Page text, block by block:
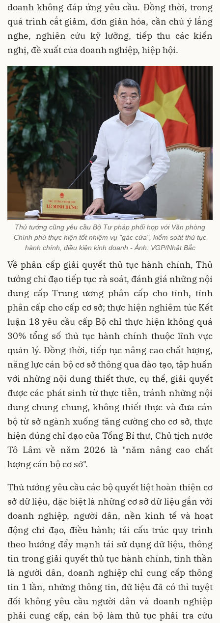
doanh không đáp ứng yêu cầu. Đồng thời, trong
quá trình cắt giảm, đơn giản hóa, cần chú ý lắng
nghe, nghiên cứu kỹ lưỡng, tiếp thu các kiến
nghị, đề xuất của doanh nghiệp, hiệp hội.
Thủ tướng cũng yêu cầu Bộ Tư pháp phối hợp với Văn phòng
Chính phủ thực hiện tốt nhiệm vụ "gác cửa", kiểm soát thủ tục
hành chính, điều kiện kinh doanh - Ảnh: VGP/Nhật Bắc
Về phân cấp giải quyết thủ tục hành chính, Thủ
tướng chỉ đạo tiếp tục rà soát, đánh giá những nội
dung cấp Trung ương phân cấp cho tỉnh, tỉnh
phân cấp cho cấp cơ sở; thực hiện nghiêm túc Kết
luận 18 yêu cầu cấp Bộ chỉ thực hiện không quá
30% tổng số thủ tục hành chính thuộc lĩnh vực
quản lý. Đồng thời, tiếp tục nâng cao chất lượng,
năng lực cán bộ cơ sở thông qua đào tạo, tập huấn
với những nội dung thiết thực, cụ thể, giải quyết
được các phát sinh từ thực tiễn, tránh những nội
dung chung chung, không thiết thực và đưa cán
bộ từ sở ngành xuống tăng cường cho cơ sở, thực
hiện đúng chỉ đạo của Tổng Bí thư, Chủ tịch nước
Tô Lâm về năm 2026 là "năm nâng cao chất
lượng cán bộ cơ sở".
Thủ tướng yêu cầu các bộ quyết liệt hoàn thiện cơ
sở dữ liệu, đặc biệt là những cơ sở dữ liệu gắn với
doanh nghiệp, người dân, nền kinh tế và hoạt
động chỉ đạo, điều hành; tái cấu trúc quy trình
theo hướng đẩy mạnh tái sử dụng dữ liệu, thông
tin trong giải quyết thủ tục hành chính, tinh thần
là người dân, doanh nghiệp chỉ cung cấp thông
tin 1 lần, những thông tin, dữ liệu đã có thì tuyệt
đối không yêu cầu người dân và doanh nghiệp
phải cung cấp, cán bộ làm thủ tục phải tra cứu